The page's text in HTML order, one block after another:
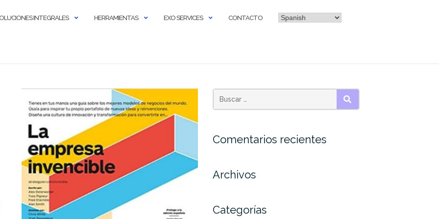
INTEGRALES HERRAMIENTAS EXO SERVICES CONTACTO
BUSCAR
Comentarios recientes
Archivos
Categorías